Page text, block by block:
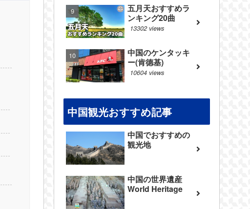
五月天おすすめラ
ンキング20曲
13302 views
中国のケンタッキ
ー(肯德基)
10604 views
中国観光おすすめ記事
中国でおすすめの
観光地
中国の世界遺産
World Heritage